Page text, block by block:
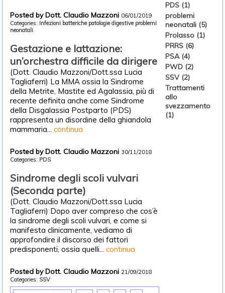
Posted by Dott. Claudio Mazzoni 06/01/2019
Categories: Infezioni batteriche patologie digestive problemi
neonatali
Gestazione e lattazione:
un’orchestra difficile da dirigere
(Dott. Claudio Mazzoni/Dott.ssa Lucia
Tagliaferri) La MMA ossia la Sindrome
della Metrite, Mastite ed Agalassia, più di
recente definita anche come Sindrome
della Disgalassia Postparto (PDS)
rappresenta un disordine della ghiandola
mammaria...continua
Posted by Dott. Claudio Mazzoni 30/11/2018
Categories: PDS
Sindrome degli scoli vulvari
(Seconda parte)
(Dott. Claudio Mazzoni/Dott.ssa Lucia
Tagliaferri) Dopo aver compreso che cos’è
la sindrome degli scoli vulvari, e come si
manifesta clinicamente, vediamo di
approfondire il discorso dei fattori
predisponenti, ossia quelli...continua
Posted by Dott. Claudio Mazzoni 21/09/2018
Categories: SSV
PDS (1)
problemi
neonatali (5)
Prolasso (1)
PRRS (6)
PSA (4)
PWD (2)
SSV (2)
Trattamenti
allo
svezzamento
(1)